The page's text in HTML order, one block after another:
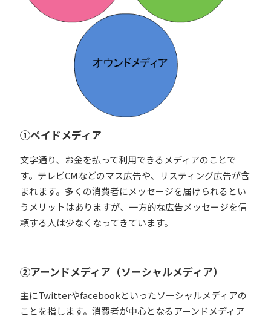
①ペイドメディア
文字通り、お金を払って利用できるメディアのことで
す。テレビCMなどのマス広告や、リスティング広告が含
まれます。多くの消費者にメッセージを届けられるとい
うメリットはありますが、一方的な広告メッセージを信
頼する人は少なくなってきています。
②アーンドメディア（ソーシャルメディア）
主にTwitterやfacebookといったソーシャルメディアの
ことを指します。消費者が中心となるアーンドメディア